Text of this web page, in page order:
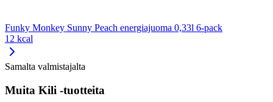
Funky Monkey Sunny Peach energiajuoma 0,33l 6-pack
12 kcal
Samalta valmistajalta
Muita Kili -tuotteita